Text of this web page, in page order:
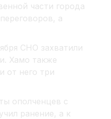
части города
а
СНО захватили
Хамо также
от него три
ополченцев с
ранение, а к